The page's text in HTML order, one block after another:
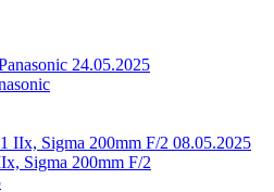
24.05.2025
08.05.2025
Sigma 200mm F/2